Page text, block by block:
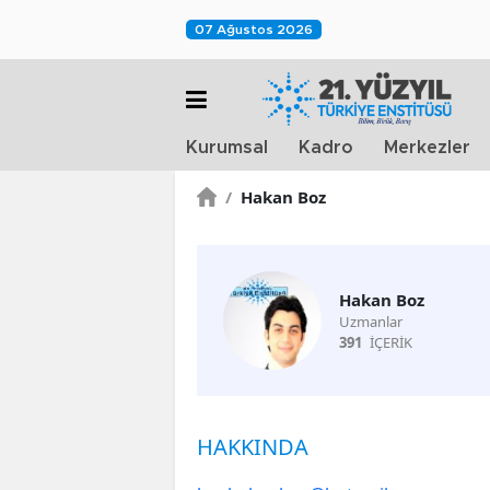
07 Ağustos 2026
Kurumsal Kadro Merkezler
/ Hakan Boz
Hakan Boz
Uzmanlar
391 İÇERİK
HAKKINDA